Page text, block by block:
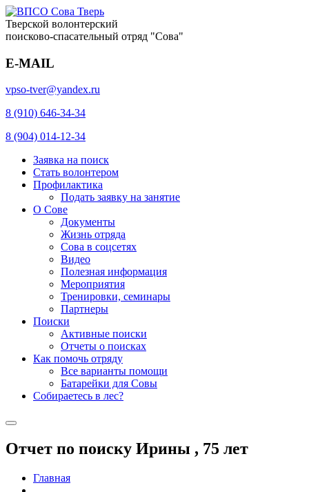
Тверской волонтерский
поисково-спасательный отряд "Сова"
E-MAIL
vpso-tver@yandex.ru
8 (910) 646-34-34
8 (904) 014-12-34
Заявка на поиск
Стать волонтером
Профилактика
Подать заявку на занятие
О Сове
Документы
Жизнь отряда
Сова в соцсетях
Видео
Полезная информация
Мероприятия
Тренировки, семинары
Партнеры
Поиски
Активные поиски
Отчеты о поисках
Как помочь отряду
Все варианты помощи
Батарейки для Совы
Собираетесь в лес?
Отчет по поиску Ирины , 75 лет
Главная